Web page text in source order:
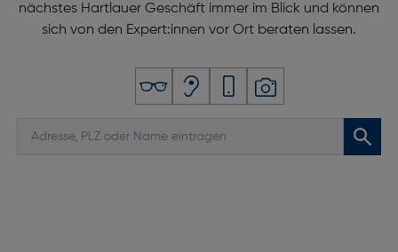
nächstes Hartlauer Geschäft immer im Blick und können
sich von den Expert:innen vor Ort beraten lassen.